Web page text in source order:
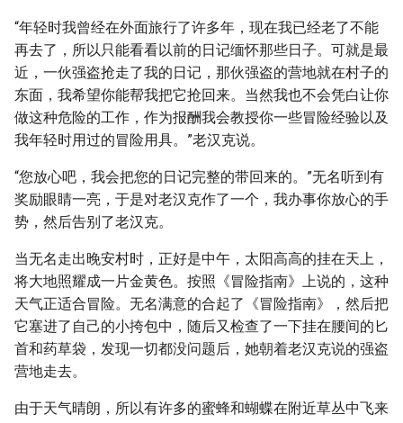
“年轻时我曾经在外面旅行了许多年，现在我已经老了不能
再去了，所以只能看看以前的日记缅怀那些日子。可就是最
近，一伙强盗抢走了我的日记，那伙强盗的营地就在村子的
东面，我希望你能帮我把它抢回来。当然我也不会凭白让你
做这种危险的工作，作为报酬我会教授你一些冒险经验以及
我年轻时用过的冒险用具。”老汉克说。
“您放心吧，我会把您的日记完整的带回来的。”无名听到有
奖励眼睛一亮，于是对老汉克作了一个，我办事你放心的手
势，然后告别了老汉克。
当无名走出晚安村时，正好是中午，太阳高高的挂在天上，
将大地照耀成一片金黄色。按照《冒险指南》上说的，这种
天气正适合冒险。无名满意的合起了《冒险指南》，然后把
它塞进了自己的小挎包中，随后又检查了一下挂在腰间的匕
首和药草袋，发现一切都没问题后，她朝着老汉克说的强盗
营地走去。
由于天气晴朗，所以有许多的蜜蜂和蝴蝶在附近草丛中飞来